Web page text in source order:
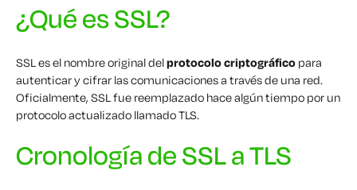
¿Qué es SSL?
SSL es el nombre original delprotocolo criptográfico para
autenticar y cifrar las comunicaciones a través de una red.
Oficialmente, SSL fue reemplazado hace algún tiempo por un
protocolo actualizado llamado TLS.
Cronología de SSL a TLS